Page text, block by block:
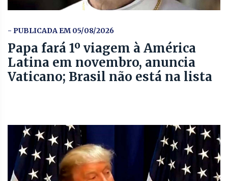
- PUBLICADA EM 05/08/2026
Papa fará 1º viagem à América
Latina em novembro, anuncia
Vaticano; Brasil não está na lista